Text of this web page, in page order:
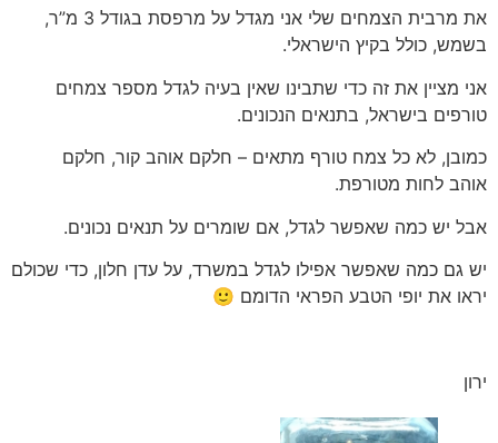
את מרבית הצמחים שלי אני מגדל על מרפסת בגודל 3 מ”ר,
בשמש, כולל בקיץ הישראלי.
אני מציין את זה כדי שתבינו שאין בעיה לגדל מספר צמחים
טורפים בישראל, בתנאים הנכונים.
כמובן, לא כל צמח טורף מתאים – חלקם אוהב קור, חלקם
אוהב לחות מטורפת.
אבל יש כמה שאפשר לגדל, אם שומרים על תנאים נכונים.
יש גם כמה שאפשר אפילו לגדל במשרד, על עדן חלון, כדי שכולם
יראו את יופי הטבע הפראי הדומם 🙂
ירון